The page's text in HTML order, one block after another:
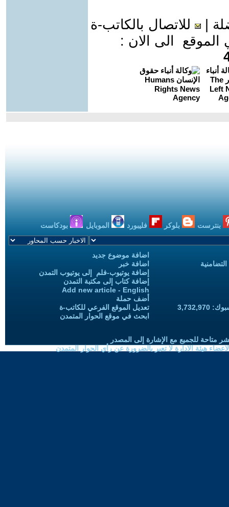
للاتصال بالكاتب-ة
الى الان :
بنترست بلوكر فليبورد الموبايل بودكاست
اضافة موضوع جديد
اضافة خبر
إضافة يوتيوب-فلم إلى يوتيوب التمدن
إضافة كتاب إلى مكتبة التمدن
Add new article - English
أضف حملة
تعديل الموقع الفرعي للكاتب-ة
ابحث في موقع الحوار المتمدن
متاحة للجميع مع الإشارة إلى المصدر
هيئة الادارة لا تعبر بالضرورة عن رأي الحوار المتمدن